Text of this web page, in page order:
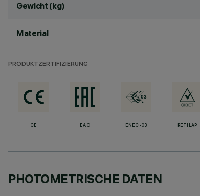
Gewicht (kg)
Material
PRODUKTZERTIFIZIERUNG
CE EAC ENEC-03 RETILAP
PHOTOMETRISCHE DATEN